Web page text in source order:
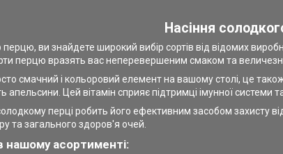
Насіння
перцю, ви знайдете широкий вибір сортів від відомих
перцю вразять вас неперевершеним смаком та
смачний і кольоровий елемент на вашому столі, це
апельсини. Цей вітамін сприяє підтримці імунної системи
перці робить його ефективним засобом захисту
та загального здоров'я очей.
нашому асортименті: